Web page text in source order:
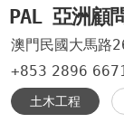
PAL 亞洲顧
澳門民國大馬路
+853 2896
土木工程